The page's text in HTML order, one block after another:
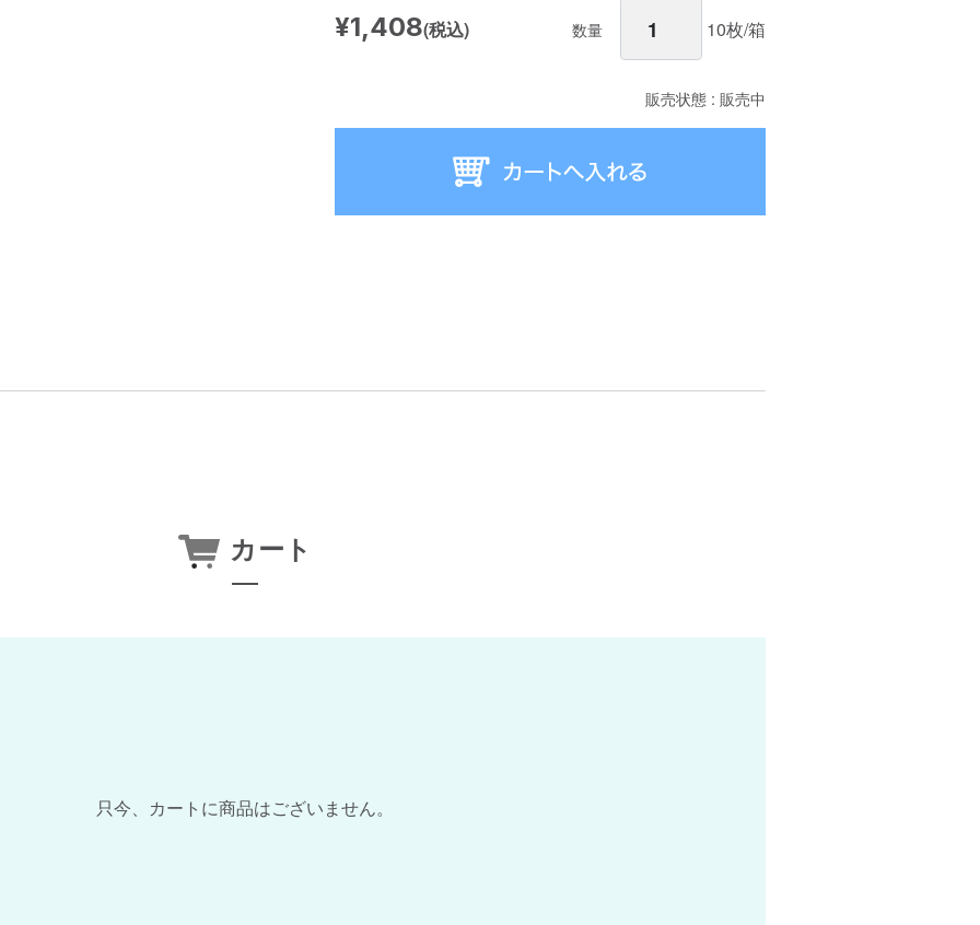
販売状態 : 販売中
¥1,408(税込) 数量 10枚/箱
カート
只今、カートに商品はございません。